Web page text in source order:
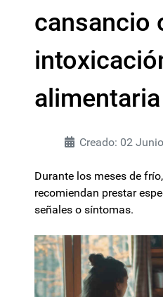
cansancio
alimentaria
Creado: 02
Durante los meses de
recomiendan prestar
señales o síntomas.